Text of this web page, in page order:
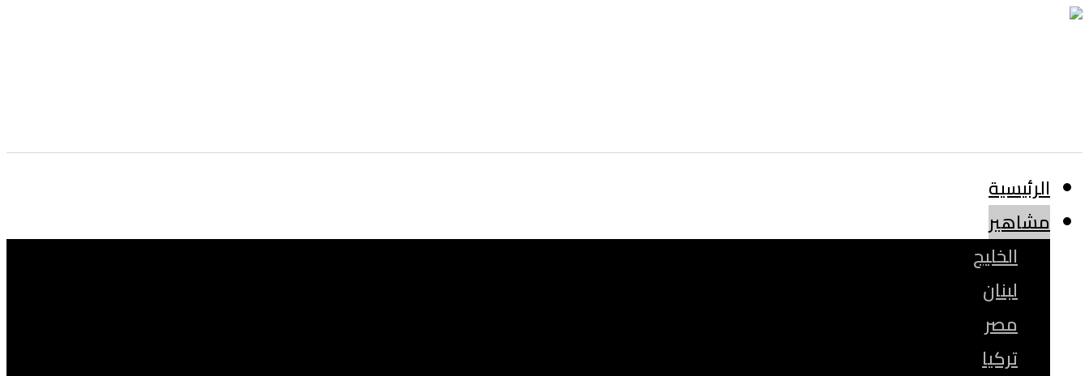
الرئيسية
مشاهير
الخليج
لبنان
مصر
تركيا